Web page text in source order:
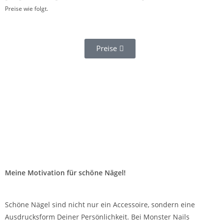
Preise wie folgt.
Preise
Meine Motivation für schöne Nägel!
Schöne Nägel sind nicht nur ein Accessoire, sondern eine
Ausdrucksform Deiner Persönlichkeit. Bei Monster Nails